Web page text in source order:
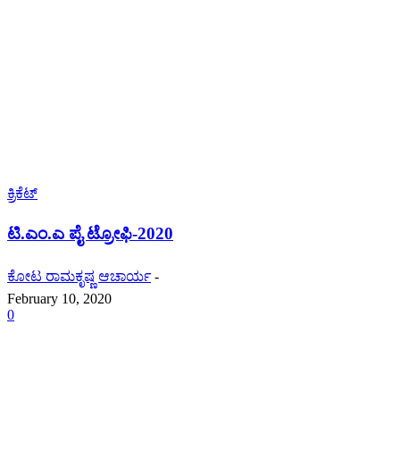
ಕ್ರಿಕೆಟ್
ಟಿ.ಎಂ.ಎ ಪೈ ಟ್ರೋಫಿ-2020
ಕೋಟ ರಾಮಕೃಷ್ಣ ಆಚಾರ್ಯ -
February 10, 2020
0